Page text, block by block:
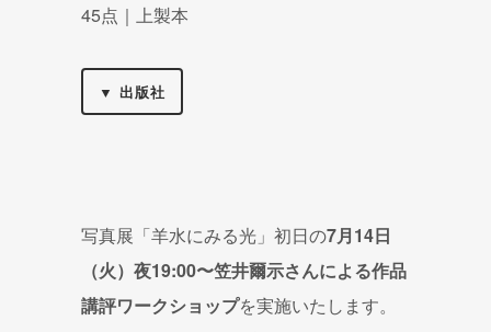
45点｜上製本
▼ 出版社
写真展「羊水にみる光」初日の7月14日
（火）夜19:00〜笠井爾示さんによる作品
講評ワークショップを実施いたします。